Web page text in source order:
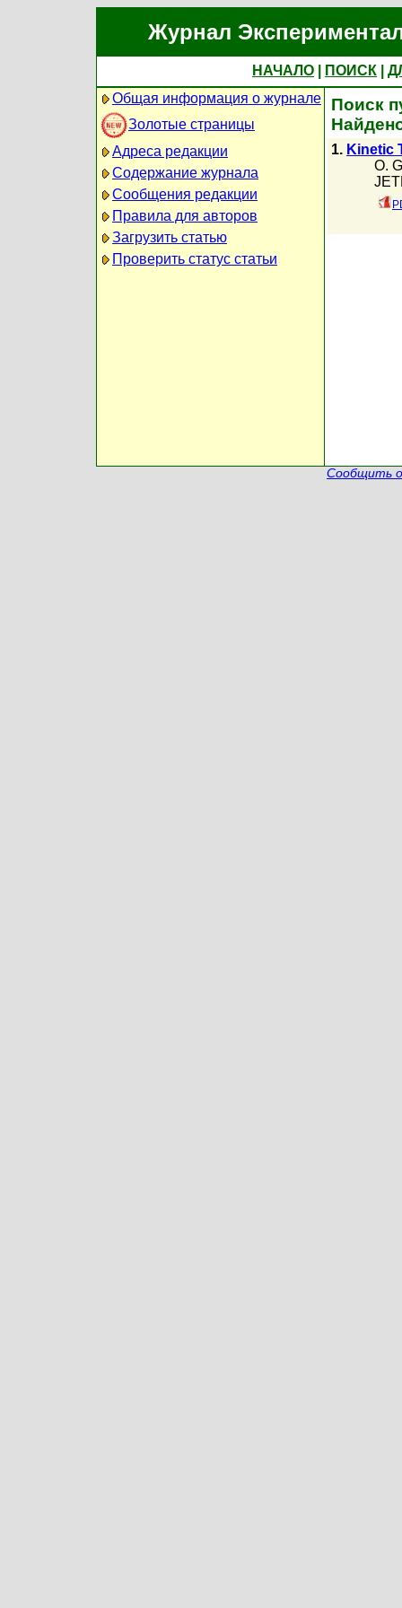
Журнал
НАЧАЛО ПОИСК
Общая информация о журнале
Золотые страницы
Адреса редакции
Содержание журнала
Сообщения редакции
Правила для авторов
Загрузить статью
Проверить статус статьи
Поиск
1. Kinetic
O.
Сообщить о